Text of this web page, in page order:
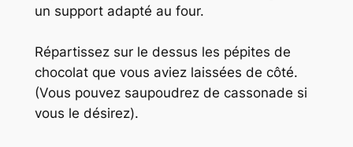
un support adapté au four.
Répartissez sur le dessus les pépites de
chocolat que vous aviez laissées de côté.
(Vous pouvez saupoudrez de cassonade si
vous le désirez).